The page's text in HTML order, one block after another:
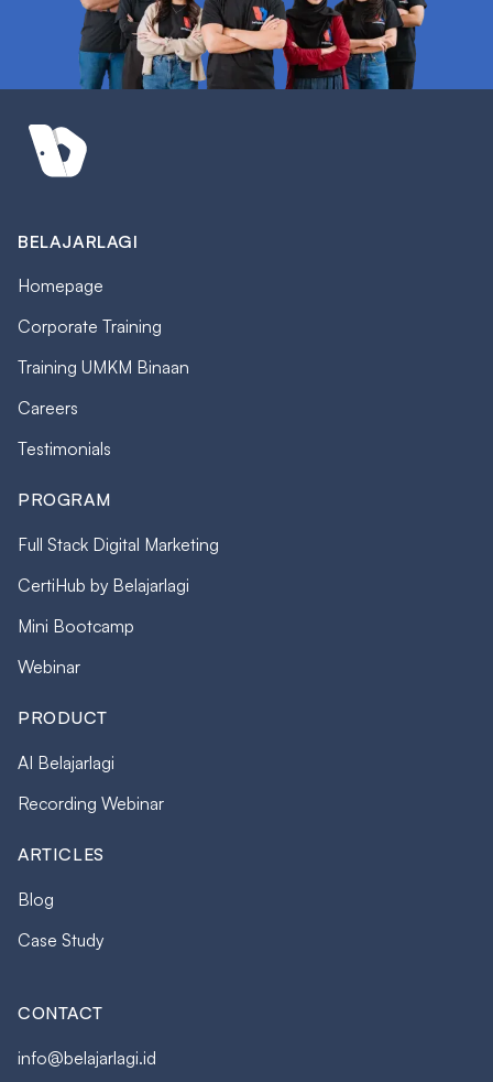
BELAJARLAGI
Homepage
Corporate Training
Training UMKM Binaan
Careers
Testimonials
PROGRAM
Full Stack Digital Marketing
CertiHub by Belajarlagi
Mini Bootcamp
Webinar
PRODUCT
AI Belajarlagi
Recording Webinar
ARTICLES
Blog
Case Study
CONTACT
info@belajarlagi.id